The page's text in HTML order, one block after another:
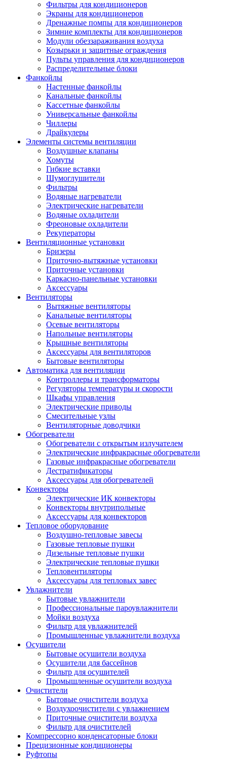
Фильтры для кондиционеров
Экраны для кондиционеров
Дренажные помпы для кондиционеров
Зимние комплекты для кондиционеров
Модули обеззараживания воздуха
Козырьки и защитные ограждения
Пульты управления для кондиционеров
Распределительные блоки
Фанкойлы
Настенные фанкойлы
Канальные фанкойлы
Кассетные фанкойлы
Универсальные фанкойлы
Чиллеры
Драйкулеры
Элементы системы вентиляции
Воздушные клапаны
Хомуты
Гибкие вставки
Шумоглушители
Фильтры
Водяные нагреватели
Электрические нагреватели
Водяные охладители
Фреоновые охладители
Рекуператоры
Вентиляционные установки
Бризеры
Приточно-вытяжные установки
Приточные установки
Каркасно-панельные установки
Аксессуары
Вентиляторы
Вытяжные вентиляторы
Канальные вентиляторы
Осевые вентиляторы
Напольные вентиляторы
Крышные вентиляторы
Аксессуары для вентиляторов
Бытовые вентиляторы
Автоматика для вентиляции
Контроллеры и трансформаторы
Регуляторы температуры и скорости
Шкафы управления
Электрические приводы
Смесительные узлы
Вентиляторные доводчики
Обогреватели
Обогреватели с открытым излучателем
Электрические инфракрасные обогреватели
Газовые инфракрасные обогреватели
Дестратификаторы
Аксессуары для обогревателей
Конвекторы
Электрические ИК конвекторы
Конвекторы внутрипольные
Аксессуары для конвекторов
Тепловое оборудование
Воздушно-тепловые завесы
Газовые тепловые пушки
Дизельные тепловые пушки
Электрические тепловые пушки
Тепловентиляторы
Аксессуары для тепловых завес
Увлажнители
Бытовые увлажнители
Профессиональные пароувлажнители
Мойки воздуха
Фильтр для увлажнителей
Промышленные увлажнители воздуха
Осушители
Бытовые осушители воздуха
Осушители для бассейнов
Фильтр для осушителей
Промышленные осушители воздуха
Очистители
Бытовые очистители воздуха
Воздухоочистители с увлажнением
Приточные очистители воздуха
Фильтр для очистителей
Компрессорно конденсаторные блоки
Прецизионные кондиционеры
Руфтопы